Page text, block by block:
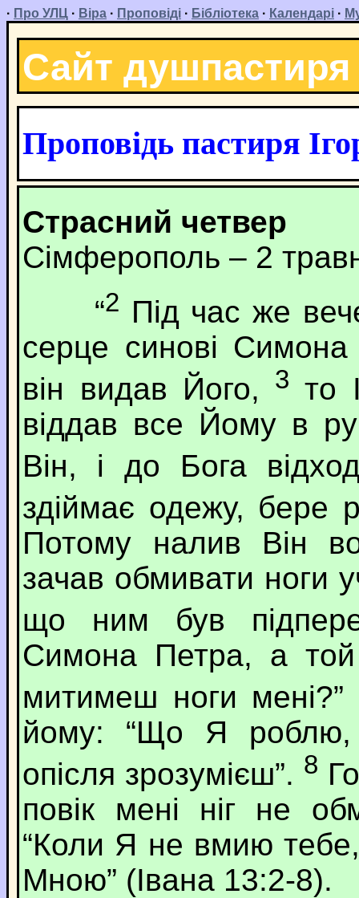
· Про УЛЦ · Віра · Проповіді · Бібліотека · Календарі ·
Сайт
Проповідь пастиря
Страсний четвер
Сімферополь – 2
“2 Під час же
серце синові Симона
він видав Його,
3 то
віддав все Йому в
Він, і до Бога
здіймає одежу, бере
Потому налив Він
зачав обмивати ноги
що ним був
Симона Петра, а
митимеш ноги мені?”
йому: “Що Я
опісля зрозумієш”. 8
повік мені ніг не
“Коли Я не вмию
Мною” (Івана 13:2-8).